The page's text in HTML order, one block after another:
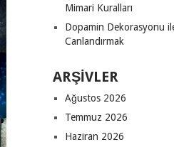
Mimari Kuralları
Dopamin Dekorasyonu
Canlandırmak
ARŞIVLER
Ağustos 2026
Temmuz 2026
Haziran 2026